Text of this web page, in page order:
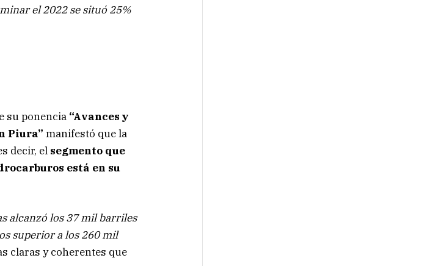
el 2022 se situó 25%
su ponencia “Avances y
Piura” manifestó que la
decir, el segmento que
está en su
alcanzó los 37 mil barriles
superior a los 260 mil
claras y coherentes que